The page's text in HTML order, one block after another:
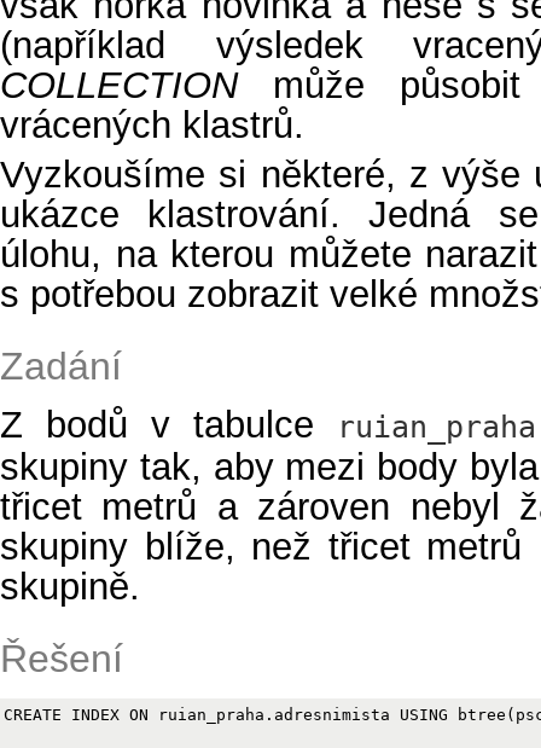
(například výsledek
COLLECTIONmůže působit
vrácených klastrů.
Vyzkoušíme si některé, z výše
ukázce klastrování. Jedná
úlohu, na kterou můžete
s potřebou zobrazit velké
Zadání
Z bodů v tabulce
skupiny tak, aby mezi body
třicet metrů a zároven nebyl
skupiny blíže, než třicet metrů
skupině.
Řešení
CREATE INDEX ON ruian_praha.adresnimista USING